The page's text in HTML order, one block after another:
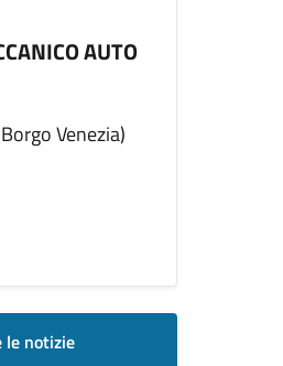
AUTO
Venezia)
le notizie